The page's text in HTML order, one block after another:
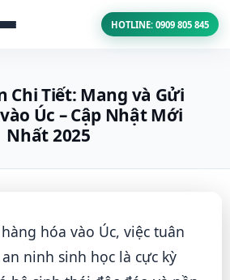
HOTLINE: 0909 805 845
Chi Tiết: Mang và Gửi
Úc – Cập Nhật Mới
Nhất 2025
hóa vào Úc, việc tuân
ninh sinh học là cực kỳ